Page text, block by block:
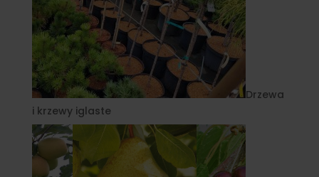
Drzewa
i krzewy iglaste